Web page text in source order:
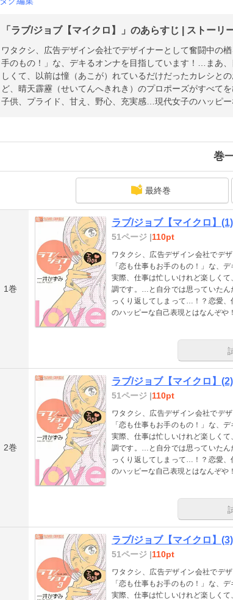
「ラブ/ジョブ【マイクロ】」のあらすじ | ストーリ
ワタクシ、広告デザイン会社でデザイナーとして奮闘中の
手のもの！」な、デキるオンナを目指しています！…まあ
しくて、以前は憧（あこが）れているだけだったカレシと
ど、晴天霹靂（せいてんへきれき）のプロポーズがすべて
子供、プライド、甘え、野心、充実感…現代女子のハッピ
巻
最終巻
1巻
ラブ/ジョブ【マイクロ】(1)
51ページ |110pt
ワタクシ、広告デザイン会社でデ
「恋も仕事もお手のもの！」な、
実際、仕事は忙しいけれど楽しく
調です。…と自分では思っていたん
っくり返してしまって…！？恋愛
のハッピーな自己表現とはなんぞや
2巻
ラブ/ジョブ【マイクロ】(2)
51ページ |110pt
ワタクシ、広告デザイン会社でデ
「恋も仕事もお手のもの！」な、
実際、仕事は忙しいけれど楽しく
調です。…と自分では思っていたん
っくり返してしまって…！？恋愛
のハッピーな自己表現とはなんぞや
ラブ/ジョブ【マイクロ】(3)
51ページ |110pt
ワタクシ、広告デザイン会社でデ
「恋も仕事もお手のもの！」な、
実際、仕事は忙しいけれど楽しく